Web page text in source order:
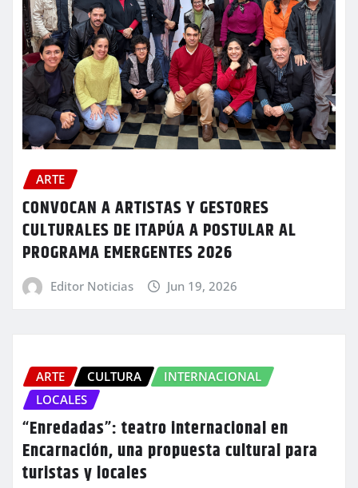
ARTE
CONVOCAN A ARTISTAS Y GESTORES
CULTURALES DE ITAPÚA A POSTULAR AL
PROGRAMA EMERGENTES 2026
Editor Noticias Jun 19, 2026
ARTE CULTURA
INTERNACIONAL
LOCALES
“Enredadas”: teatro internacional en
Encarnación, una propuesta cultural para
turistas y locales